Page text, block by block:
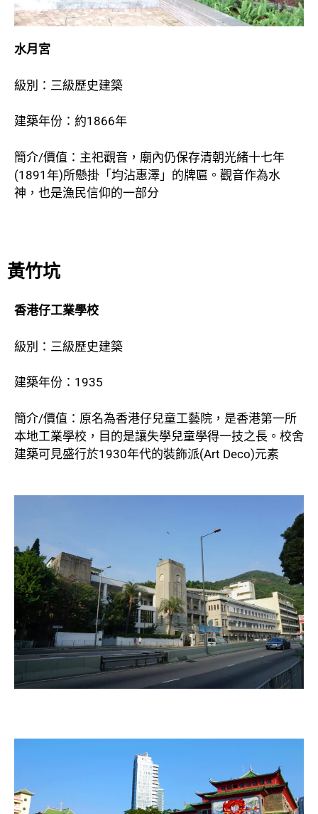
水月宮
級別：三級歷史建築
建築年份：約1866年
簡介/價值：主祀觀音，廟內仍保存清朝光緒十七年
(1891年)所懸掛「均沾惠澤」的牌匾。觀音作為水
神，也是漁民信仰的一部分
黃竹坑
香港仔工業學校
級別：三級歷史建築
建築年份：1935
簡介/價值：原名為香港仔兒童工藝院，是香港第一所
本地工業學校，目的是讓失學兒童學得一技之長。校舍
建築可見盛行於1930年代的裝飾派(Art Deco)元素